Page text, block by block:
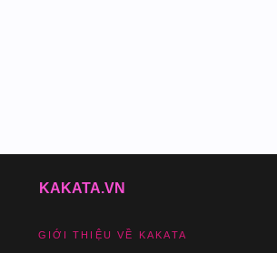
KAKATA.VN
GIỚI THIỆU VỀ KAKATA